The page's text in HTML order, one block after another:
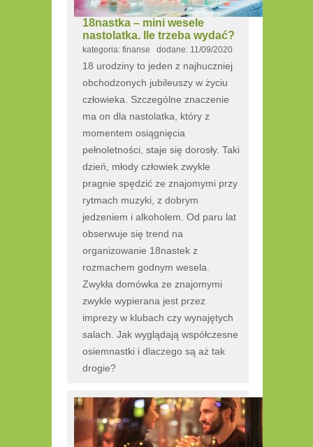
18nastka – mini wesele
nastolatka. Ile trzeba wydać?
kategoria: finanse dodane: 11/09/2020
18 urodziny to jeden z najhuczniej
obchodzonych jubileuszy w życiu
człowieka. Szczególne znaczenie
ma on dla nastolatka, który z
momentem osiągnięcia
pełnoletności, staje się dorosły. Taki
dzień, młody człowiek zwykle
pragnie spędzić ze znajomymi przy
rytmach muzyki, z dobrym
jedzeniem i alkoholem. Od paru lat
obserwuje się trend na
organizowanie 18nastek z
rozmachem godnym wesela.
Zwykła domówka ze znajomymi
zwykle wypierana jest przez
imprezy w klubach czy wynajętych
salach. Jak wyglądają współczesne
osiemnastki i dlaczego są aż tak
drogie?